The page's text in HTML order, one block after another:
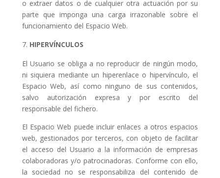
o extraer datos o de cualquier otra actuación por su
parte que imponga una carga irrazonable sobre el
funcionamiento del Espacio Web.
HIPERVÍNCULOS
El Usuario se obliga a no reproducir de ningún modo,
ni siquiera mediante un hiperenlace o hipervínculo, el
Espacio Web, así como ninguno de sus contenidos,
salvo autorización expresa y por escrito del
responsable del fichero.
El Espacio Web puede incluir enlaces a otros espacios
web, gestionados por terceros, con objeto de facilitar
el acceso del Usuario a la información de empresas
colaboradoras y/o patrocinadoras. Conforme con ello,
la sociedad no se responsabiliza del contenido de